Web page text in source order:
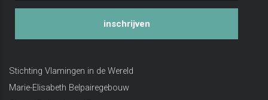
inschrijven
Stichting Vlamingen in de Wereld
Marie-Elisabeth Belpairegebouw